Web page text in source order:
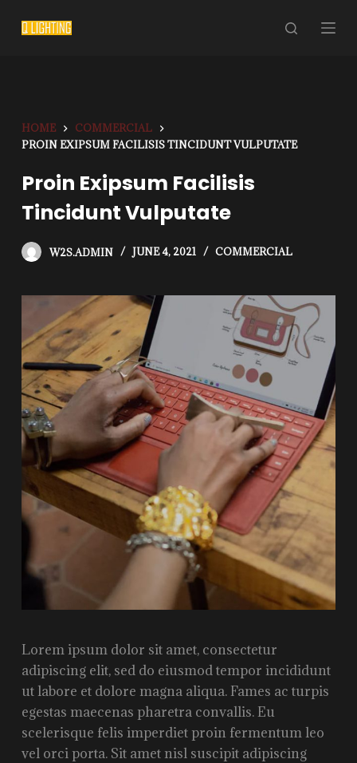
S
k
o
c
n
HOME
COMMERCIAL
PROIN EXIPSUM FACILISIS TINCIDUNT VULPUTATE
Proin Exipsum Facilisis
Tincidunt Vulputate
W2S.ADMIN JUNE 4, 2021 COMMERCIAL
Lorem ipsum dolor sit amet, consectetur
adipiscing elit, sed do eiusmod tempor incididunt
ut labore et dolore magna aliqua. Fames ac turpis
egestas maecenas pharetra convallis. Eu
scelerisque felis imperdiet proin fermentum leo
vel orci porta. Sit amet nisl suscipit adipiscing